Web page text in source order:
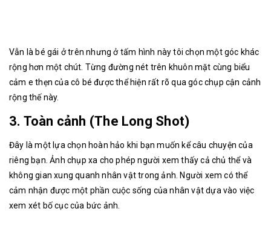
Vẫn là bé gái ở trên nhưng ở tấm hình này tôi chọn một góc khác
rộng hơn một chút. Từng đường nét trên khuôn mặt cùng biểu
cảm e thẹn của cô bé được thể hiện rất rõ qua góc chụp cận cảnh
rộng thế này.
3. Toàn cảnh (The Long Shot)
Đây là một lựa chọn hoàn hảo khi bạn muốn kể câu chuyện của
riêng bạn. Ảnh chụp xa cho phép người xem thấy cả chủ thể và
không gian xung quanh nhân vật trong ảnh. Người xem có thể
cảm nhận được một phần cuộc sống của nhân vật dựa vào việc
xem xét bố cục của bức ảnh.